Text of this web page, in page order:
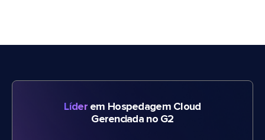
Líderem Hospedagem Cloud
Gerenciada no G2